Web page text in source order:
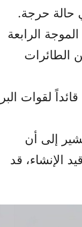
الموجة الرابعة
مزيج من الطائرات
لقوات البر
إلى أن
الإنشاء، قد